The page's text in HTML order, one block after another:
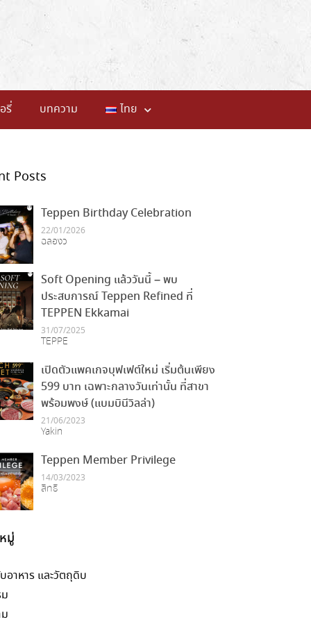
รี่ บทความ ไทย
Posts
Teppen Birthday Celebration
22/01/2026
ฉลองว
Soft Opening แล้ววันนี้ – พบ
ประสบการณ์ Teppen Refined ที่
TEPPEN Ekkamai
31/07/2025
TEPPE
เปิดตัวแพคเกจบุฟเฟต์ใหม่ เริ่มต้นเพียง
599 บาท เฉพาะกลางวันเท่านั้น ที่สาขา
พร้อมพงษ์ (แบมบินีวิลล่า)
21/06/2023
Yakin
Teppen Member Privilege
14/03/2023
สิทธิ
มู่
อาหาร และวัตถุดิบ